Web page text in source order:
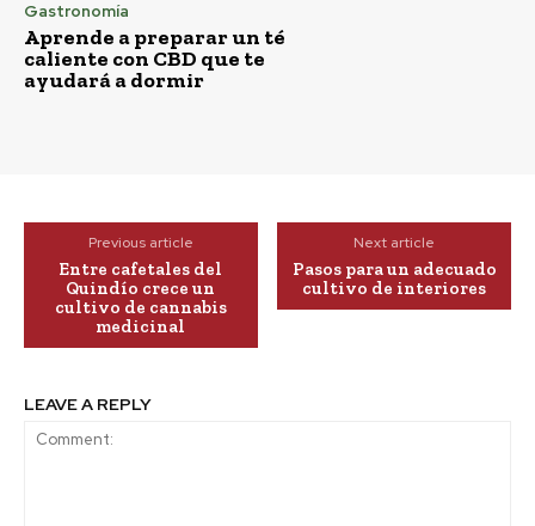
Gastronomía
Aprende a preparar un té
caliente con CBD que te
ayudará a dormir
Previous article
Entre cafetales del
Quindío crece un
cultivo de cannabis
medicinal
Next article
Pasos para un adecuado
cultivo de interiores
LEAVE A REPLY